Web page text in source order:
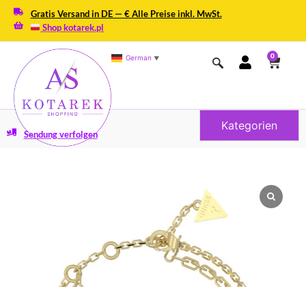
Gratis Versand in DE — € Alle Preise inkl. MwSt.
Shop kotarek.pl
German ▼ 0
Kategorien
Sendung verfolgen